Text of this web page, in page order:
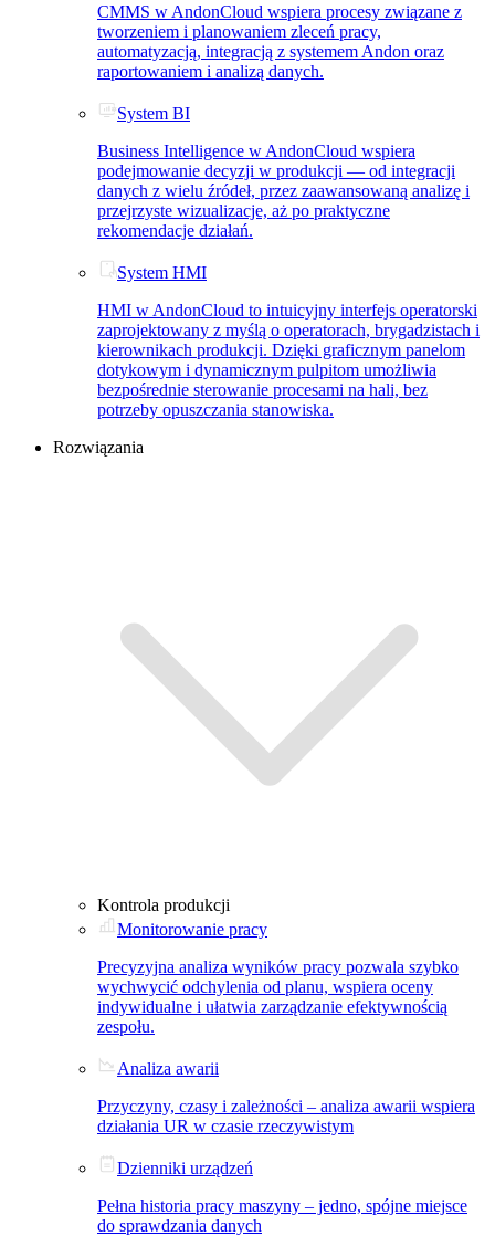
CMMS w AndonCloud wspiera procesy związane z
tworzeniem i planowaniem zleceń pracy,
automatyzacją, integracją z systemem Andon oraz
raportowaniem i analizą danych.
System BI
Business Intelligence w AndonCloud wspiera
podejmowanie decyzji w produkcji — od integracji
danych z wielu źródeł, przez zaawansowaną analizę i
przejrzyste wizualizacje, aż po praktyczne
rekomendacje działań.
System HMI
HMI w AndonCloud to intuicyjny interfejs operatorski
zaprojektowany z myślą o operatorach, brygadzistach i
kierownikach produkcji. Dzięki graficznym panelom
dotykowym i dynamicznym pulpitom umożliwia
bezpośrednie sterowanie procesami na hali, bez
potrzeby opuszczania stanowiska.
Rozwiązania
Kontrola produkcji
Monitorowanie pracy
Precyzyjna analiza wyników pracy pozwala szybko
wychwycić odchylenia od planu, wspiera oceny
indywidualne i ułatwia zarządzanie efektywnością
zespołu.
Analiza awarii
Przyczyny, czasy i zależności – analiza awarii wspiera
działania UR w czasie rzeczywistym
Dzienniki urządzeń
Pełna historia pracy maszyny – jedno, spójne miejsce
do sprawdzania danych